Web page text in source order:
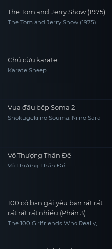
The Tom and Jerry Show (1975)
The Tom and Jerry Show (1975)
Chú cừu karate
Karate Sheep
Vua đầu bếp Soma 2
Shokugeki no Souma: Ni no Sara
Vô Thượng Thần Đế
Vô Thượng Thần Đế
100 cô bạn gái yêu bạn rất rất
rất rất rất nhiều (Phần 3)
The 100 Girlfriends Who Really,